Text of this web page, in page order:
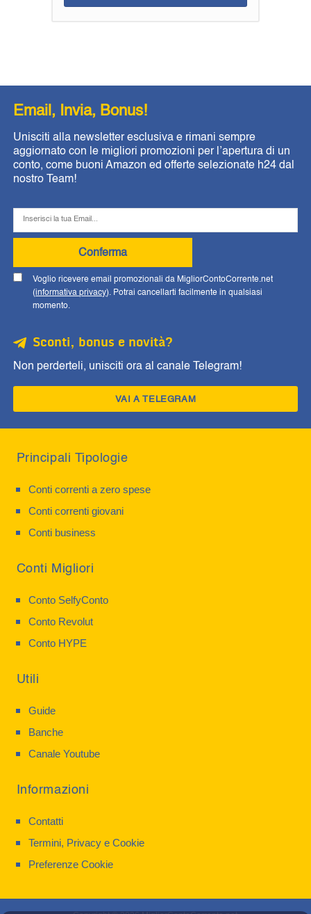
Email, Invia, Bonus!
Unisciti alla newsletter esclusiva e rimani sempre
aggiornato con le migliori promozioni per l’apertura di un
conto, come buoni Amazon ed offerte selezionate h24 dal
nostro Team!
Conferma
Voglio ricevere email promozionali da MigliorContoCorrente.net
(informativa privacy). Potrai cancellarti facilmente in qualsiasi
momento.
Sconti, bonus e novità?
Non perderteli, unisciti ora al canale Telegram!
VAI A TELEGRAM
Principali Tipologie
Conti correnti a zero spese
Conti correnti giovani
Conti business
Conti Migliori
Conto SelfyConto
Conto Revolut
Conto HYPE
Utili
Guide
Banche
Canale Youtube
Informazioni
Contatti
Termini, Privacy e Cookie
Preferenze Cookie